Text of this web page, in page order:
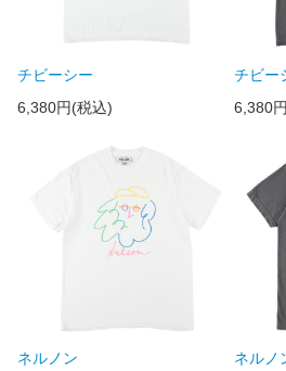
チビーシー
6,380円(税込)
チビー
6,380
ネルノン
ネルノ